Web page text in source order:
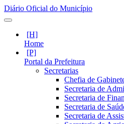
Diário Oficial do Município
Home
Portal da Prefeitura
Secretarias
Chefia de
Secretaria de
Secretaria de
Secretaria de
Secretaria de